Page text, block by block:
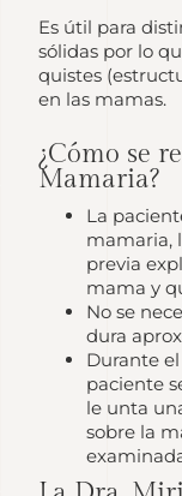
Es útil para
sólidas por lo
quistes
en las mamas.
¿Cómo se
Mamaria?
La
mamaria,
previa
mama y
No se
dura
Durante
paciente
le unta
sobre la